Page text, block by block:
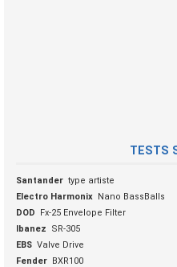
TESTS
Santander type artiste
Electro Harmonix Nano BassBalls
DOD
Fx-25 Envelope Filter
Ibanez
SR-305
EBS Valve Drive
Fender BXR100